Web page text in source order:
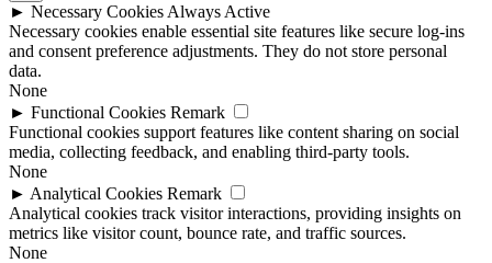
► Necessary Cookies Always Active
Necessary cookies enable essential site features like secure log-ins
and consent preference adjustments. They do not store personal
data.
None
► Functional Cookies Remark
Functional cookies support features like content sharing on social
media, collecting feedback, and enabling third-party tools.
None
► Analytical Cookies Remark
Analytical cookies track visitor interactions, providing insights on
metrics like visitor count, bounce rate, and traffic sources.
None